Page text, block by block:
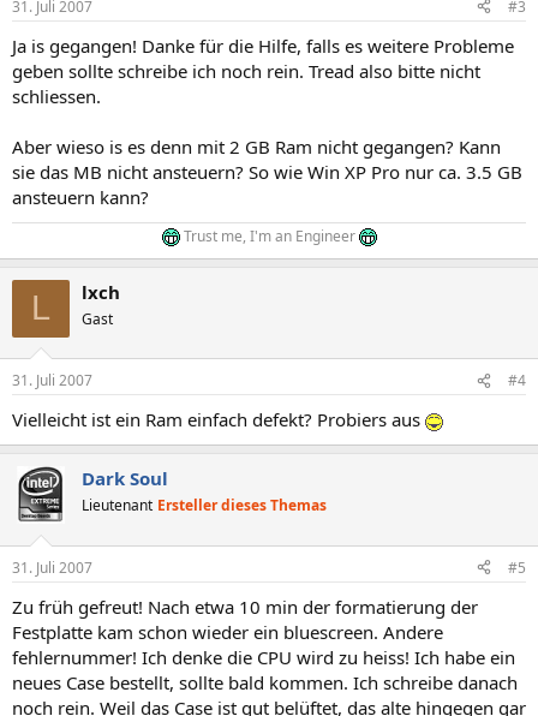
31. Juli 2007 #3
Ja is gegangen! Danke für die Hilfe, falls es weitere Probleme
geben sollte schreibe ich noch rein. Tread also bitte nicht
schliessen.
Aber wieso is es denn mit 2 GB Ram nicht gegangen? Kann
sie das MB nicht ansteuern? So wie Win XP Pro nur ca. 3.5 GB
ansteuern kann?
Trust me, I'm an Engineer
L lxch
Gast
31. Juli 2007 #4
Vielleicht ist ein Ram einfach defekt? Probiers aus
Dark Soul
Lieutenant Ersteller dieses Themas
31. Juli 2007 #5
Zu früh gefreut! Nach etwa 10 min der formatierung der
Festplatte kam schon wieder ein bluescreen. Andere
fehlernummer! Ich denke die CPU wird zu heiss! Ich habe ein
neues Case bestellt, sollte bald kommen. Ich schreibe danach
noch rein. Weil das Case ist gut belüftet, das alte hingegen gar